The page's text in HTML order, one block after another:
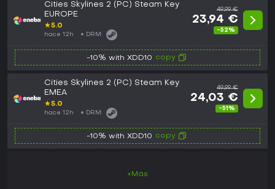
Cities Skylines 2 (PC) Steam Key
EUROPE
★5.0
hace 12h DRM:
49,99 €
23,94 €
-52%
-10% with XDD10 copy
Cities Skylines 2 (PC) Steam Key
EMEA
★5.0
hace 12h DRM:
49,99 €
24,03 €
-51%
-10% with XDD10 copy
+Más